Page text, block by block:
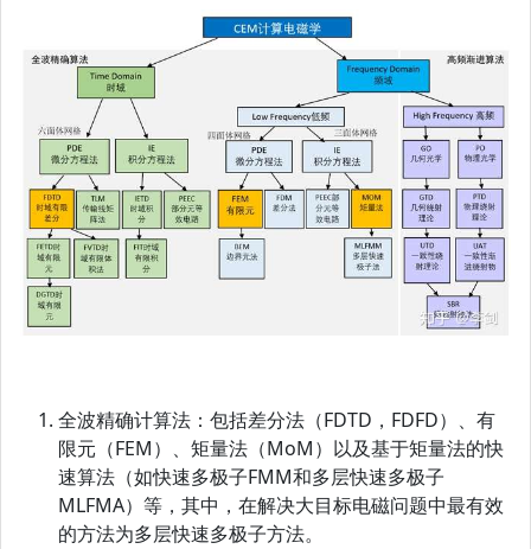
全波精确计算法：包括差分法（FDTD，FDFD）、有
限元（FEM）、矩量法（MoM）以及基于矩量法的快
速算法（如快速多极子FMM和多层快速多极子
MLFMA）等，其中，在解决大目标电磁问题中最有效
的方法为多层快速多极子方法。